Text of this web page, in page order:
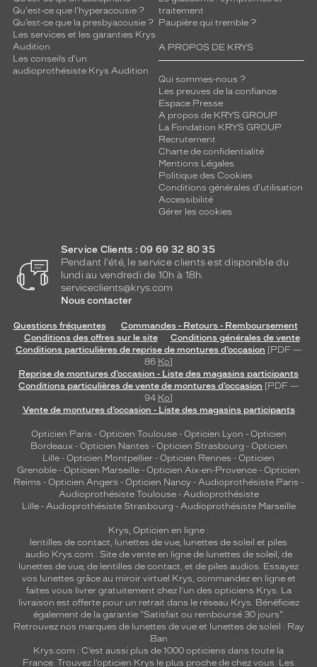
Qu'est-ce que l'hyperacousie ?
Qu’est-ce que la presbyacousie ?
Les services et les garanties Krys
Audition
Les conseils d'un
audioprothésiste Krys Audition
traitement
Paupière qui tremble ?
A PROPOS DE KRYS
Qui sommes-nous ?
Les preuves de la confiance
Espace Presse
A propos de KRYS GROUP
La Fondation KRYS GROUP
Recrutement
Charte de confidentialité
Mentions Légales
Politique des Cookies
Conditions générales d'utilisation
Accessibilité
Gérer les cookies
Service Clients : 09 69 32 80 35
Pendant l'été, le service clients est disponible du
lundi au vendredi de 10h à 18h.
serviceclients@krys.com
Nous contacter
Questions fréquentes
Commandes - Retours - Remboursement
Conditions des offres sur le site
Conditions générales de vente
Conditions particulières de reprise de montures d’occasion [PDF —
86 Ko]
Reprise de montures d’occasion - Liste des magasins participants
Conditions particulières de vente de montures d’occasion [PDF —
94 Ko]
Vente de montures d’occasion - Liste des magasins participants
Opticien Paris - Opticien Toulouse- Opticien Lyon - Opticien
Bordeaux- Opticien Nantes - Opticien Strasbourg - Opticien
Lille - Opticien Montpellier - Opticien Rennes - Opticien
Grenoble - Opticien Marseille - Opticien Aix-en-Provence - Opticien
Reims - Opticien Angers - Opticien Nancy - Audioprothésiste Paris -
Audioprothésiste Toulouse- Audioprothésiste
Lille- Audioprothésiste Strasbourg - Audioprothésiste Marseille
Krys, Opticien en ligne :
lentilles de contact lunettes de vue, lunettes de soleil et piles
audio Krys.com : Site de vente en ligne de lunettes de soleil, de
lunettes de vue, de lentilles de contact , et de piles audios. Essayez
vos lunettes grâce au miroir virtuel Krys, commandez en ligne et
faites vous livrer gratuitement chez l'un des opticiens Krys. La
livraison est offerte pour un retrait dans le réseau Krys. Bénéficiez
également de la garantie "Satisfait ou remboursé 30 jours".
Retrouvez nos marques de lunettes de vue et lunettes de soleil : Ray
Ban
Krys.com : C’est aussi plus de 1000 opticiens dans toute la
France. Trouvez l’opticien Krys le plus proche de chez vous . Les